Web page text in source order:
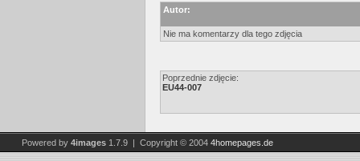
Autor:
Nie ma komentarzy dla tego zdjęcia
Poprzednie zdjęcie:
EU44-007
Powered by 4images 1.7.9 | Copyright © 2004 4homepages.de